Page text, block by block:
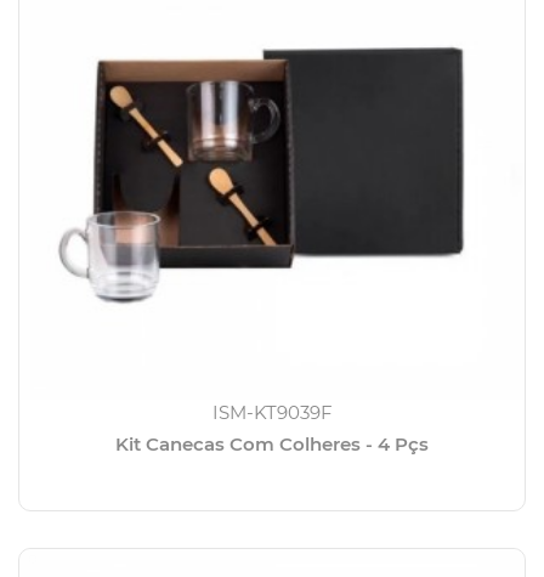
ISM-KT9039F
Kit Canecas Com Colheres - 4 Pçs